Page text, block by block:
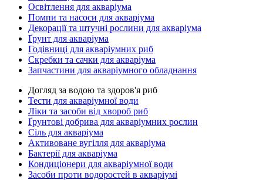
Освітлення для акваріума
Помпи та насоси для акваріума
Декорації та штучні рослини для акваріума
Ґрунт для акваріума
Годівниці для акваріумних риб
Скребки та сачки для акваріума
Запчастини для акваріумного обладнання
Догляд за водою та здоров'я риб
Тести для акваріумної води
Ліки та засоби від хвороб риб
Ґрунтові добрива для акваріумних рослин
Сіль для акваріума
Активоване вугілля для акваріума
Бактерії для акваріума
Кондиціонери для акваріумної води
Засоби проти водоростей в акваріумі